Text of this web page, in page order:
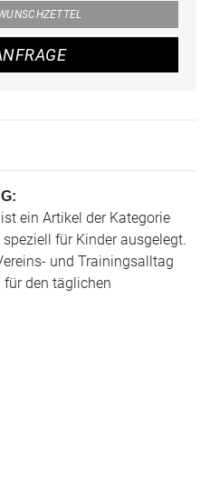
ein Artikel der Kategorie
für Kinder ausgelegt.
und Trainingsalltag
für den täglichen